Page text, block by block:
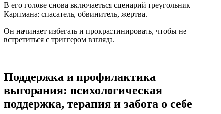
В его голове снова включаеться сценарий треугольник
Карпмана: спасатель, обвинитель, жертва.
Он начинает избегать и прокрастинировать, чтобы не
встретиться с триггером взгляда.
Поддержка и профилактика
выгорания: психологическая
поддержка, терапия и забота о себе